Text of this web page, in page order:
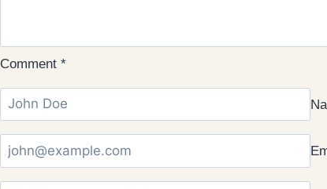
Comment *